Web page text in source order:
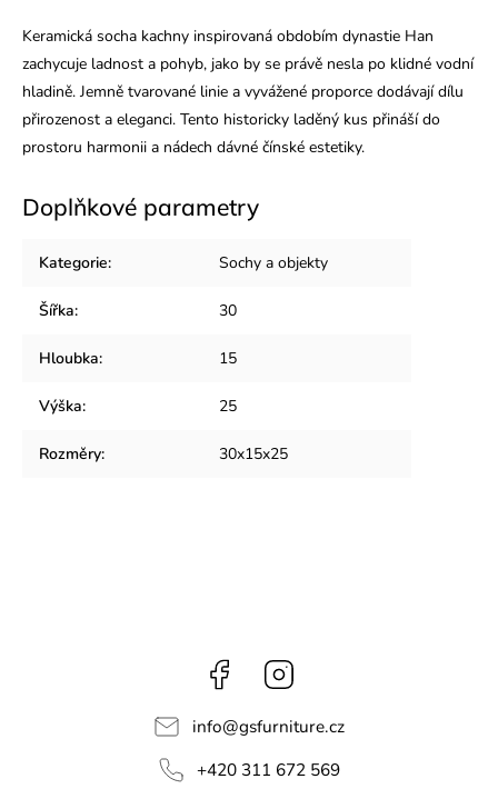
Keramická socha kachny inspirovaná obdobím dynastie Han
zachycuje ladnost a pohyb, jako by se právě nesla po klidné vodní
hladině. Jemně tvarované linie a vyvážené proporce dodávají dílu
přirozenost a eleganci. Tento historicky laděný kus přináší do
prostoru harmonii a nádech dávné čínské estetiky.
Doplňkové parametry
Kategorie: Sochy a objekty
Šířka: 30
Hloubka: 15
Výška: 25
Rozměry: 30x15x25
Facebook
info@gsfurniture.cz
+420 311 672 569